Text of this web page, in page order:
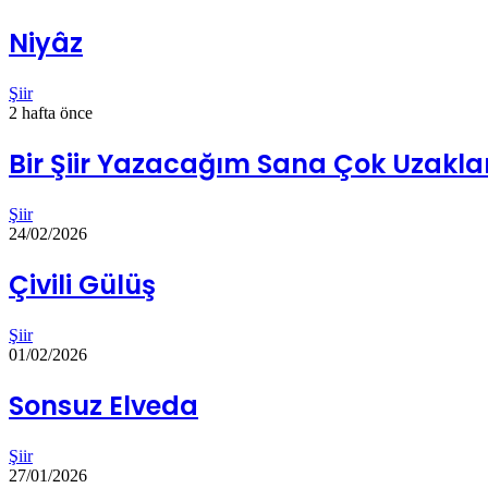
Niyâz
Şiir
2 hafta önce
Bir Şiir Yazacağım Sana Çok
Şiir
24/02/2026
Çivili Gülüş
Şiir
01/02/2026
Sonsuz Elveda
Şiir
27/01/2026